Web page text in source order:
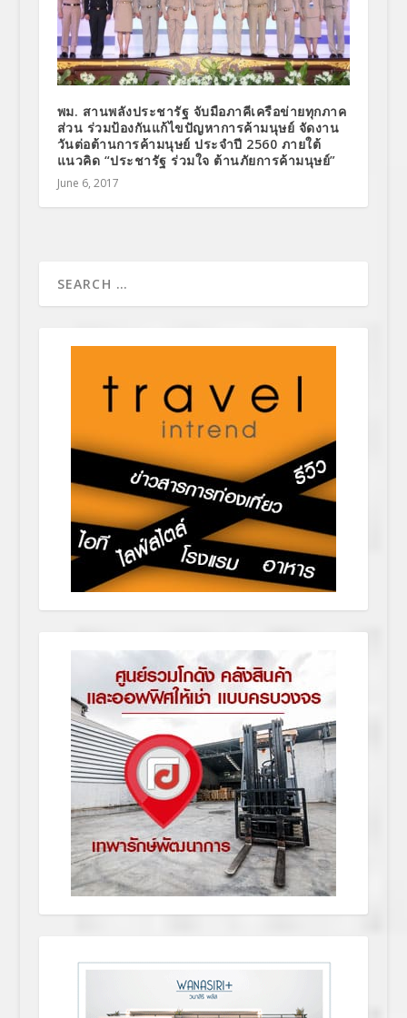
พม. สานพลังประชารัฐ จับมือภาคีเครือข่ายทุกภาค
ส่วน ร่วมป้องกันแก้ไขปัญหาการค้ามนุษย์ จัดงาน
วันต่อต้านการค้ามนุษย์ ประจำปี 2560 ภายใต้
แนวคิด “ประชารัฐ ร่วมใจ ต้านภัยการค้ามนุษย์”
June 6, 2017